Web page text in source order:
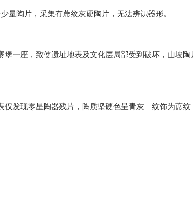
量陶片，采集有蓆纹灰硬陶片，无法辨识器形。
堡一座，致使遗址地表及文化层局部受到破坏，山坡
仅发现零星陶器残片，陶质坚硬色呈青灰；纹饰为蓆纹